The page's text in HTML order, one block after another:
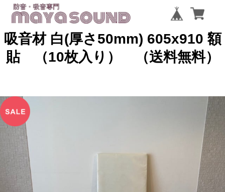
吸音材 白(厚さ50mm) 605x910 額
貼 （10枚入り） （送料無料）